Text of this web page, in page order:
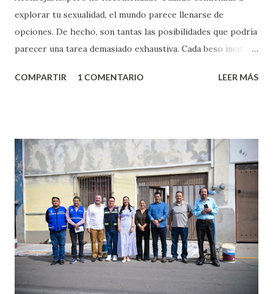
explorar tu sexualidad, el mundo parece llenarse de
opciones. De hecho, son tantas las posibilidades que podría
parecer una tarea demasiado exhaustiva. Cada beso incita
partes de ti que jamás hubieras imaginado. El problema es
conoces ni la mitad de lo que deberías saber. Pero incluso
quienes ya han tenido relaciones sexuales no son expertos
o expertas en el tema. Siempre hay algo nuevo que
aprender y nuevas experiencias que conocer. Si eres una
chica y aún no has tenido relaciones sexuales, tal vez
pienses que el sexo será increíble y no puedas esperar para
experimentarlo, pero como cualquier persona con
experiencia te dirá, siempre es mejor cuando ambas partes
son suficientemen...
COMPARTIR 1 COMENTARIO LEER MÁS